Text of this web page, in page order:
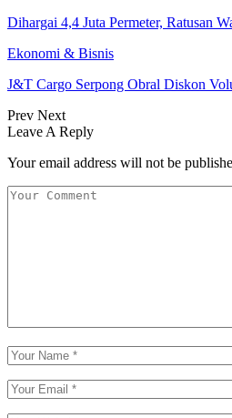
Dihargai 4,4 Juta Permeter, Ratusan
Ekonomi & Bisnis
J&T Cargo Serpong Obral Diskon
Prev Next
Leave A Reply
Your email address will not be